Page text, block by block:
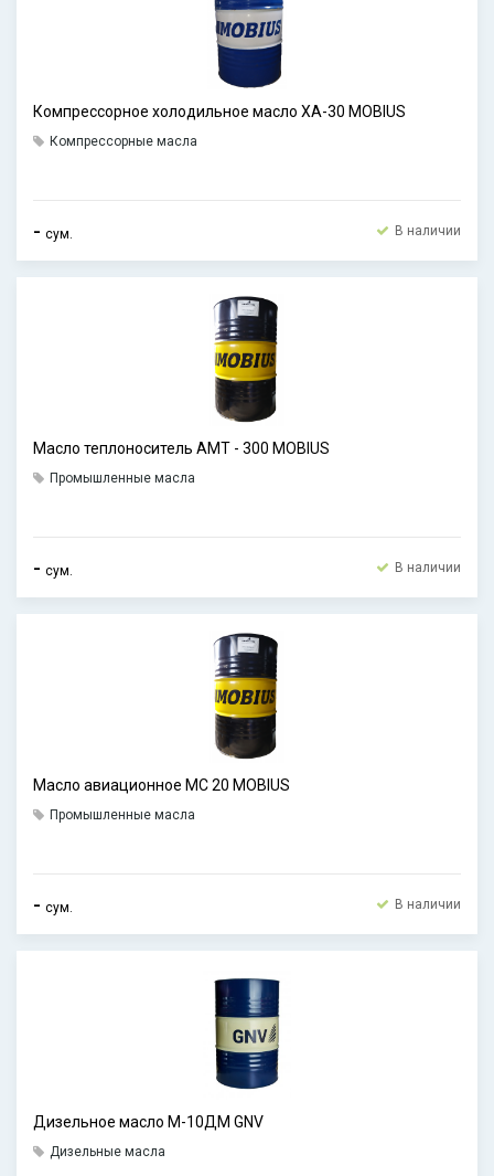
Компрессорное холодильное масло ХА-30 MOBIUS
Компрессорные масла
- сум. В наличии
Масло теплоноситель AMT - 300 MOBIUS
Промышленные масла
- сум. В наличии
Масло авиационное МС 20 MOBIUS
Промышленные масла
- сум. В наличии
Дизельное масло М-10ДМ GNV
Дизельные масла